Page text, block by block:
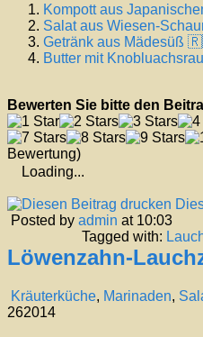
Kompott aus
Salat aus Wiesen-
Getränk aus Mädesüß
Butter mit
Bewerten Sie bitte den
Bewertung)
Loading...
Posted by admin at 10:03
Tagged with:
Löwenzahn-
Kräuterküche, Marinaden,
262014